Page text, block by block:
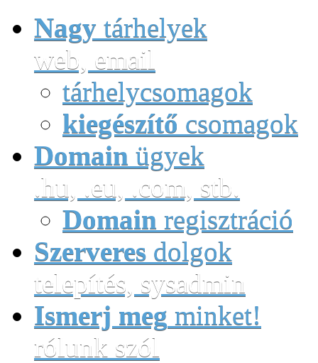
Nagy tárhelyek
web, email
tárhelycsomagok
kiegészítő csomagok
Domain ügyek
.hu, .eu, .com, stb.
Domain regisztráció
Szerveres dolgok
telepítés, sysadmin
Ismerj meg minket!
rólunk szól